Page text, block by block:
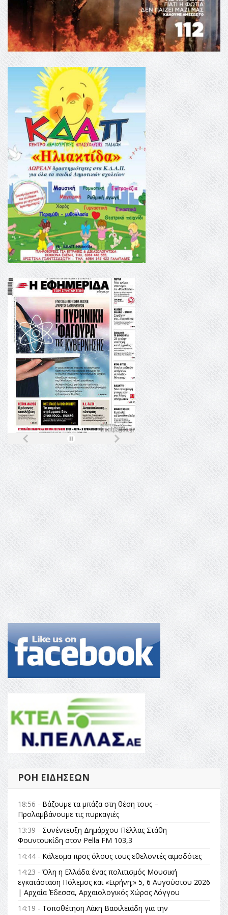
ΡΟΉ ΕΙΔΉΣΕΩΝ
18:56 - Βάζουμε τα μπάζα στη θέση τους –
Προλαμβάνουμε τις πυρκαγιές
13:39 - Συνέντευξη Δημάρχου Πέλλας Στάθη
Φουντουκίδη στον Pella FM 103,3
14:44 - Κάλεσμα προς όλους τους εθελοντές αιμοδότες
14:23 - Όλη η Ελλάδα ένας πολιτισμός Μουσική
εγκατάσταση Πόλεμος και «Ειρήνη;» 5, 6 Αυγούστου 2026
| Αρχαία Έδεσσα, Αρχαιολογικός Χώρος Λόγγου
14:19 - Τοποθέτηση Λάκη Βασιλειάδη για την